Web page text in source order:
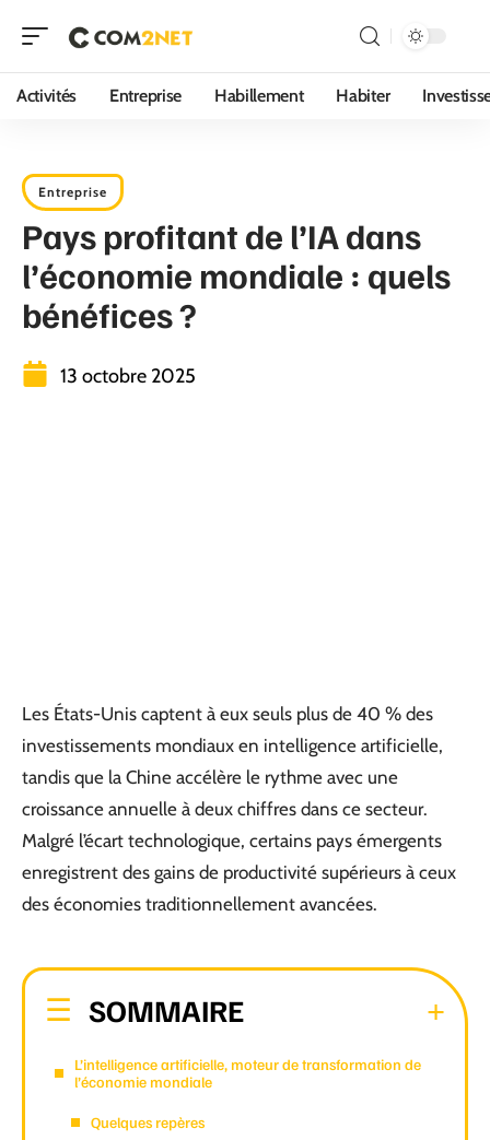
Activités Entreprise Habillement Habiter
Entreprise
Pays profitant de l’IA dans
l’économie mondiale : quels
bénéfices ?
13 octobre 2025
Les États-Unis captent à eux seuls plus de 40 % des
investissements mondiaux en intelligence artificielle,
tandis que la Chine accélère le rythme avec une
croissance annuelle à deux chiffres dans ce secteur.
Malgré l’écart technologique, certains pays émergents
enregistrent des gains de productivité supérieurs à ceux
des économies traditionnellement avancées.
SOMMAIRE
L’intelligence artificielle, moteur de transformation de
l’économie mondiale
Quelques repères